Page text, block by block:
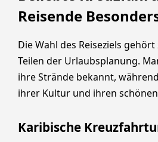
Reisende
Die Wahl des Reiseziels
Teilen der Urlaubsplanung.
ihre Strände bekannt,
ihrer Kultur und ihren
Karibische